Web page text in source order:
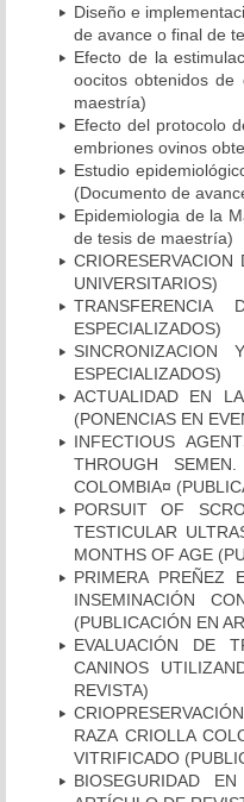
Diseño e
de avance o final de
Efecto de la
oocitos obtenidos
maestría)
Efecto del protocolo
embriones ovinos
Estudio
(Documento de
Epidemiologia de la
de tesis de maestría)
UNIVERSITARIOS)
ESPECIALIZADOS)
SINCRONIZACION
ESPECIALIZADOS)
ACTUALIDAD EN
(PONENCIAS EN
INFECTIOUS
THROUGH
COLOMBIA¤
PORSUIT OF
TESTICULAR
MONTHS OF AGE
PRIMERA PREÑEZ
INSEMINACIÓN
(PUBLICACIÓN EN
EVALUACIÓN DE
CANINOS
REVISTA)
RAZA CRIOLLA
VITRIFICADO
BIOSEGURIDAD